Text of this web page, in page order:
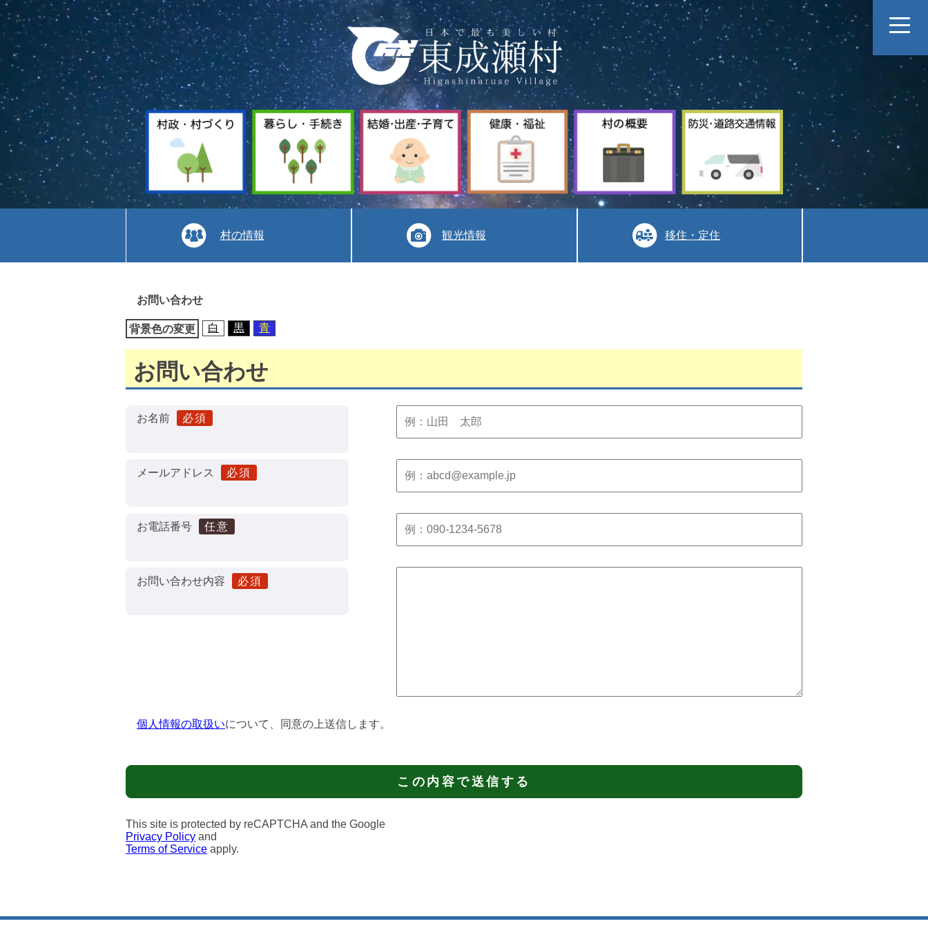
暮
ら
し
手
続
き
結
婚
出
産
子
育
て
健
康
福
祉
村
の
防
交
通
情
村の情報
観光情報 移住・定住
お問い合わせ
背景色の変更 白 黒 青
お問い合わせ
お名前 必須
メールアドレス 必須
お電話番号 任意
お問い合わせ内容 必須
個人情報の取扱いについて、同意の上送信します。
This site is protected by reCAPTCHA and the Google
Privacy Policy and
Terms of Service apply.